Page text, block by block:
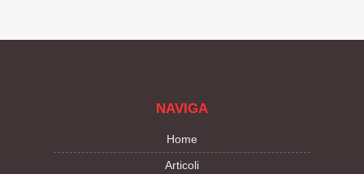
NAVIGA
Home
Articoli